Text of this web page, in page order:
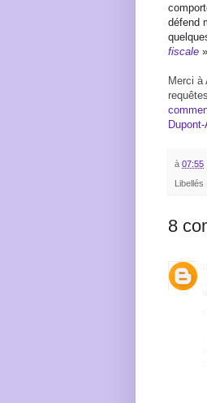
défend
fiscale ».
Merci à
à 07:55
Libellés :
8